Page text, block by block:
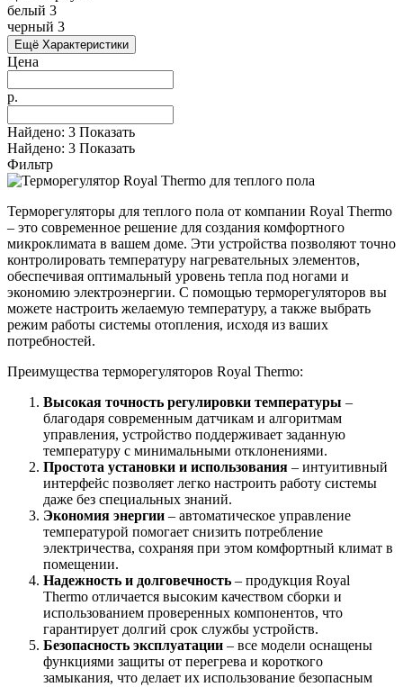
белый 3
черный 3
Ещё Характеристики
Цена
р.
Найдено: 3 Показать
Найдено: 3 Показать
Фильтр
Терморегуляторы для теплого пола от компании Royal Thermo
– это современное решение для создания комфортного
микроклимата в вашем доме. Эти устройства позволяют точно
контролировать температуру нагревательных элементов,
обеспечивая оптимальный уровень тепла под ногами и
экономию электроэнергии. С помощью терморегуляторов вы
можете настроить желаемую температуру, а также выбрать
режим работы системы отопления, исходя из ваших
потребностей.
Преимущества терморегуляторов Royal Thermo:
Высокая точность регулировки температуры –
благодаря современным датчикам и алгоритмам
управления, устройство поддерживает заданную
температуру с минимальными отклонениями.
Простота установки и использования – интуитивный
интерфейс позволяет легко настроить работу системы
даже без специальных знаний.
Экономия энергии – автоматическое управление
температурой помогает снизить потребление
электричества, сохраняя при этом комфортный климат в
помещении.
Надежность и долговечность – продукция Royal
Thermo отличается высоким качеством сборки и
использованием проверенных компонентов, что
гарантирует долгий срок службы устройств.
Безопасность эксплуатации – все модели оснащены
функциями защиты от перегрева и короткого
замыкания, что делает их использование безопасным